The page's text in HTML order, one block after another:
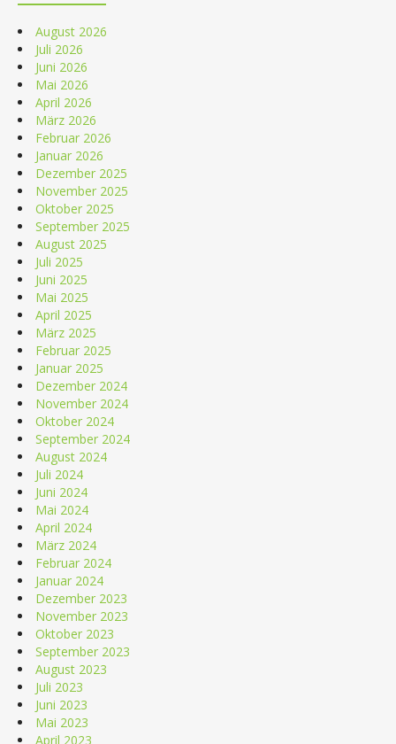
August 2026
Juli 2026
Juni 2026
Mai 2026
April 2026
März 2026
Februar 2026
Januar 2026
Dezember 2025
November 2025
Oktober 2025
September 2025
August 2025
Juli 2025
Juni 2025
Mai 2025
April 2025
März 2025
Februar 2025
Januar 2025
Dezember 2024
November 2024
Oktober 2024
September 2024
August 2024
Juli 2024
Juni 2024
Mai 2024
April 2024
März 2024
Februar 2024
Januar 2024
Dezember 2023
November 2023
Oktober 2023
September 2023
August 2023
Juli 2023
Juni 2023
Mai 2023
April 2023